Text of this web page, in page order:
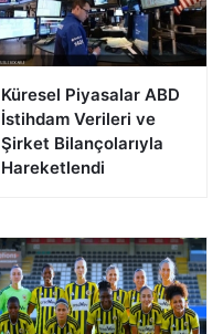
Küresel Piyasalar ABD
İstihdam Verileri ve
Şirket Bilançolarıyla
Hareketlendi